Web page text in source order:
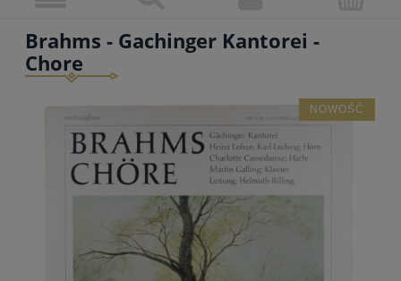
Brahms - Gachinger Kantorei -
Chore
NOWOŚĆ